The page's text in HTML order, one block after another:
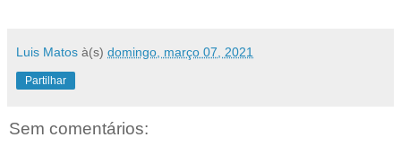
Luis Matos à(s) domingo, março 07, 2021
Partilhar
Sem comentários: